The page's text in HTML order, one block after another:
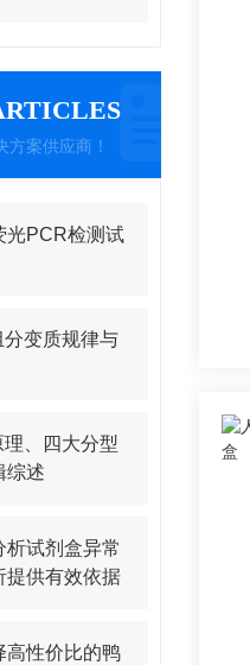
方案供应商！
光PCR检测试
变质规律与
、四大分型
综述
析试剂盒异常
提供有效依据
高性价比的鸭